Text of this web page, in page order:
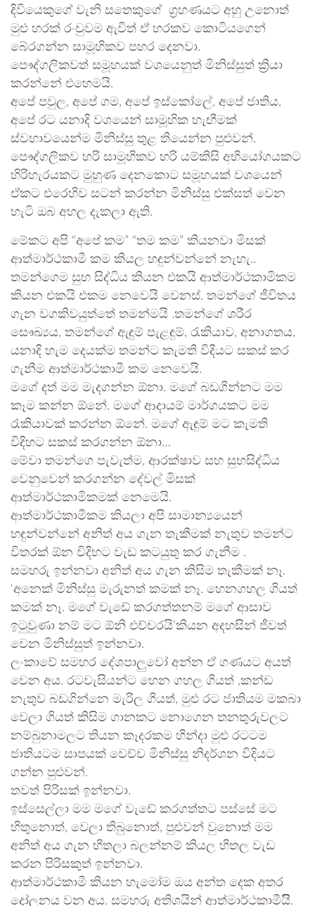
දිවියෙකුගේ වැනි සතෙකුගේ ‍ ග්‍රහණයට අහු උනොත්
මුළු හරක් රංචුවම ඇවිත් ඒ හරකව කොටියගෙන්
බේරගන්න සාමූහිකව පහර දෙනවා.
පෞද්ගලිකවත් සමූහයක් වශයෙනුත් මිනිස්සුත් ක්‍රියා
කරන්නේ එහෙමයි.
අපේ පවුල, අපේ ගම, අපේ ඉස්කෝලේ, අපේ ජාතිය,
අපේ රට යනාදි වශයෙන් සාමූහික හැඟීමක්
ස්වභාවයෙන්ම මිනිස්සු තුළ තියෙන්න පුළුවන්.
පෞද්ගලිකව හරි සාමූහිකව හරි යම්කිසි අභියෝගයකට
හිරිහැරයකට මුහුණ දෙනකොට සමූහයක් වශයෙන්
ඒකට එරෙහිව සටන් කරන්න මිනිස්සු එක්සත් වෙන
හැටි ඔබ අහල දැකලා ඇති.
මේකට අපි “අපේ කම” “තම කම” කියනවා මිසක්
ආත්මාර්ථකාමී කම කියල හඳුන්වන්නේ නැහැ..
තමන්ගෙම සුභ සිද්ධිය කියන එකයි ආත්මාර්ථකාමිකම
කියන එකයි එකම නෙවෙයි වෙනස්. තමන්ගේ ජීවිතය
ගැන වගකිවයුත්තේ තමන්මයි .තමන්ගේ ශරීර
සෞඛ්‍යය, තමන්ගේ ඇඳුම් පැළඳුම්, රැකියාව, අනාගතය,
යනාදි හැම දෙයක්ම තමන්ට කැමති විදියට සකස් කර
ගැනීම ආත්මාර්ථකාමී කම නෙවෙයි.
මගේ දත් මම මැදගන්න ඕනා. මගේ බඩගින්නට මම
කෑම කන්න ඕනේ. මගේ ආදායම් මාර්ගයකට මම
රැකියාවක් කරන්න ඕනේ. මගේ ඇඳුම් මට කැමති
විදිහට සකස් කරගන්න ඕනා…
මේවා තමන්ගෙ පැවැත්ම, ආරක්ෂාව සහ සුභසිද්ධිය
වෙනුවෙන් කරගන්න දේවල් මිසක්
ආත්මාර්ථකාමිකමක් නෙමෙයි.
ආත්මාර්ථකාමීකම කියලා අපි සාමාන්‍යයෙන්
හඳුන්වන්නේ අනිත් අය ගැන තැකීමක් නැතුව තමන්ට
විතරක් ඕන විදිහට වැඩ කටයුතු කර ගැනීම .
සමහරු ඉන්නවා අනිත් අය ගැන කිසිම තැකීමක් නෑ.
‘අනෙක් මිනිස්සු මැරුනත් කමක් නෑ. හෙනගහල ගියත්
කමක් නෑ. මගේ වැඩේ කරගත්තනම් මගේ ආසාව
ඉටුවුණා නම් මට ඕනි එච්චරයි’කියන අදහසින් ජීවත්
වෙන මිනිස්සුත් ඉන්නවා.
ලංකාවේ සමහර දේශපාලුවෝ අන්න ඒ ගණයට අයත්
වෙන අය. රටවැසියන්ට හෙන ගහල ගියත් ,කන්ඩ
නැතුව බඩගින්නෙ මැරිල ගියත්, මුළු රට ජාතියම මකබා
වෙලා ගියත් කිසිම ගානකට නොගෙන තනතුරුවලට
නම්බුනාමලට තියන කෑදරකම හින්දා මුළු රටටම
ජාතියටම සාපයක් වෙච්ච මිනිස්සු නිදර්ශන විදියට
ගන්න පුළුවන්.
තවත් පිරිසක් ඉන්නවා.
ඉස්සෙල්ලා මම මගේ වැඩේ කරගත්තට පස්සේ මට
හිතුනොත්, වෙලා තිබුනොත්, පුළුවන් වුනොත් මම
අනිත් අය ගැන හිතලා බලන්නම් කියල හිතල වැඩ
කරන පිරිසකුත් ඉන්නවා.
ආත්මාර්ථකාමී කියන හැමෝම ඔය අන්ත දෙක අතර
දෝලනය වන අය. සමහරු අතිශයින් ආත්මාර්ථකාමීයිි.